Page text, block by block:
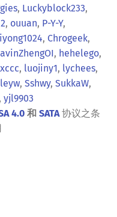
, Luckyblock233,
, ouuan, P-Y-Y,
, Chrogeek,
, hehelego,
, luojiny1, lychees,
, Sshwy, SukkaW,
, yjl9903
4.0 和 SATA协议之条